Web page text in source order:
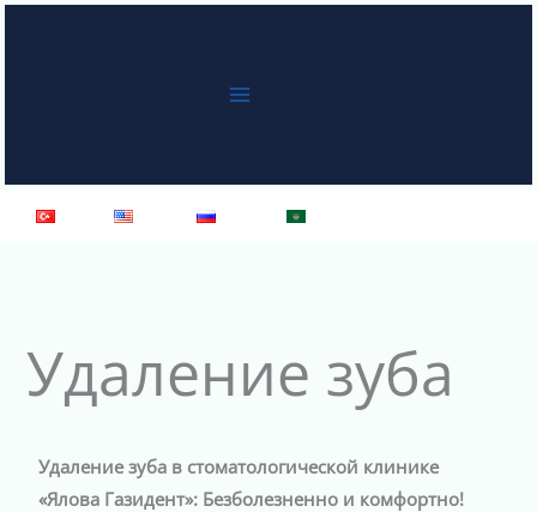
Türkçe English
Удаление зуба
Удаление зуба в стоматологической клинике
«Ялова Газидент»: Безболезненно и комфортно!